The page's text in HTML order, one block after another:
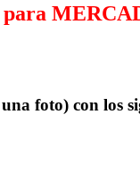
foto) con los